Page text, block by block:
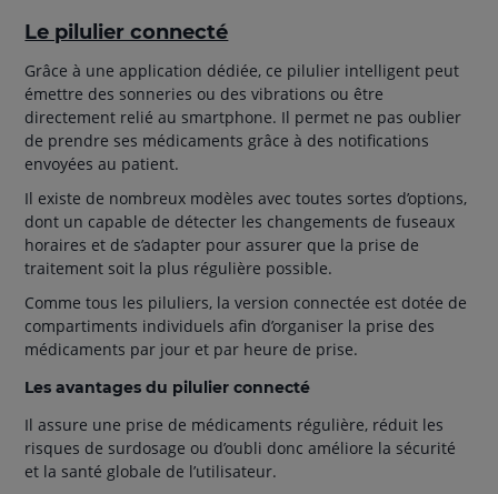
Le pilulier connecté
Grâce à une application dédiée, ce pilulier intelligent peut
émettre des sonneries ou des vibrations ou être
directement relié au smartphone. Il permet ne pas oublier
de prendre ses médicaments grâce à des notifications
envoyées au patient.
Il existe de nombreux modèles avec toutes sortes d’options,
dont un capable de détecter les changements de fuseaux
horaires et de s’adapter pour assurer que la prise de
traitement soit la plus régulière possible.
Comme tous les piluliers, la version connectée est dotée de
compartiments individuels afin d’organiser la prise des
médicaments par jour et par heure de prise.
Les avantages du pilulier connecté
Il assure une prise de médicaments régulière, réduit les
risques de surdosage ou d’oubli donc améliore la sécurité
et la santé globale de l’utilisateur.